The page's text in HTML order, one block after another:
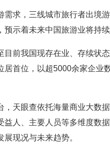
需求，三线城市旅行者出境
预示着未来中国旅游业将持
目前我国现存在业、存续状
居首位，以超5000余家企业
，天眼查依托海量商业大数
益人、主要人员等多维度数
现况与未来趋势。